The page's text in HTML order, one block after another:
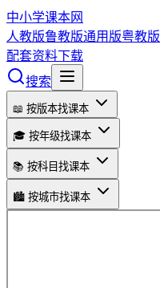
中小学课本网
人教版鲁教版通用版粤教版
配套资料下载
搜索
📖 按版本找课本
🎓 按年级找课本
📚 按科目找课本
🏙️ 按城市找课本